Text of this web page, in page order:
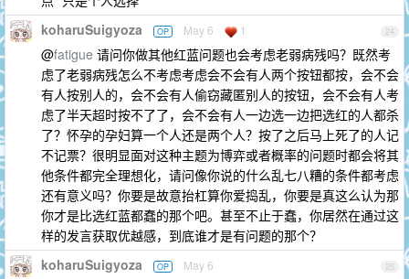
24
koharuSuigyoza OP May 6 1
@fatigue 请问你做其他红蓝问题也会考虑老弱病残吗？既然考
虑了老弱病残怎么不考虑考虑会不会有人两个按钮都按，会不会
有人按别人的，会不会有人偷窃藏匿别人的按钮，会不会有人考
虑了半天超时按不了了，会不会有人一边选一边把选红的人都杀
了？怀孕的孕妇算一个人还是两个人？按了之后马上死了的人记
不记票？很明显面对这种主题为博弈或者概率的问题时都会将其
他条件都完全理想化，请问像你说的什么乱七八糟的条件都考虑
还有意义吗？你要是故意抬杠算你爱捣乱，你要是真这么认为那
你才是比选红蓝都蠢的那个吧。甚至不止于蠢，你居然在通过这
样的发言获取优越感，到底谁才是有问题的那个？
25
koharuSuigyoza OP May 6